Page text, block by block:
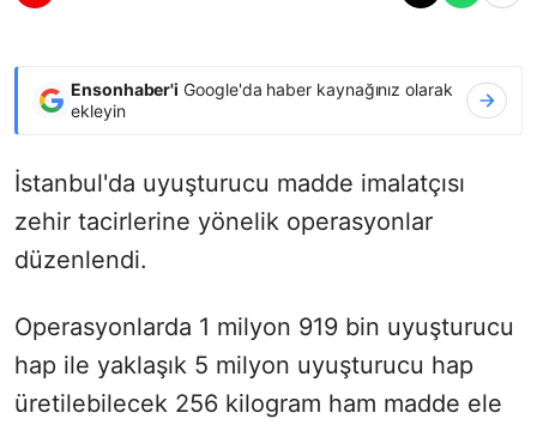
Ensonhaber'i Google'da haber kaynağınız olarak
ekleyin
İstanbul'da uyuşturucu madde imalatçısı
zehir tacirlerine yönelik operasyonlar
düzenlendi.
Operasyonlarda 1 milyon 919 bin uyuşturucu
hap ile yaklaşık 5 milyon uyuşturucu hap
üretilebilecek 256 kilogram ham madde ele